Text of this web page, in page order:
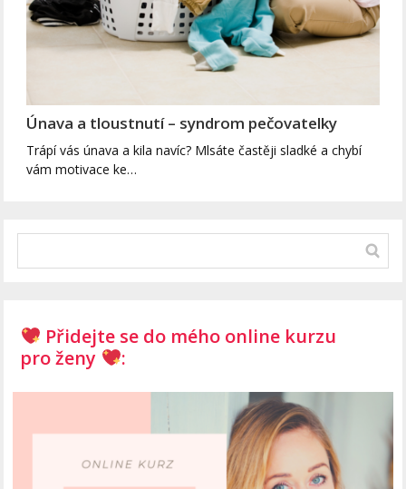
Únava a tloustnutí – syndrom pečovatelky
Trápí vás únava a kila navíc? Mlsáte častěji sladké a chybí
vám motivace ke…
Přidejte se do mého online kurzu
pro ženy
: